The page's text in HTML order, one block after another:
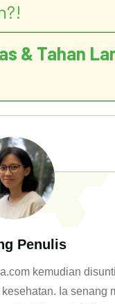
& Tahan
Penulis
kemudian
Ia senang